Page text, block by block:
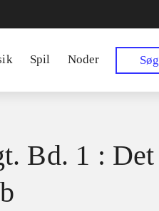
Spil Noder Søg
Bd. 1 : Det